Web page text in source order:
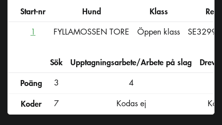
Start-nr Hund Klass
1
FYLLAMOSSEN TORE Öppen klass
Sök Upptagningsarbete/Arbete på slag
Poäng
3 4
Koder
7 Kodas ej